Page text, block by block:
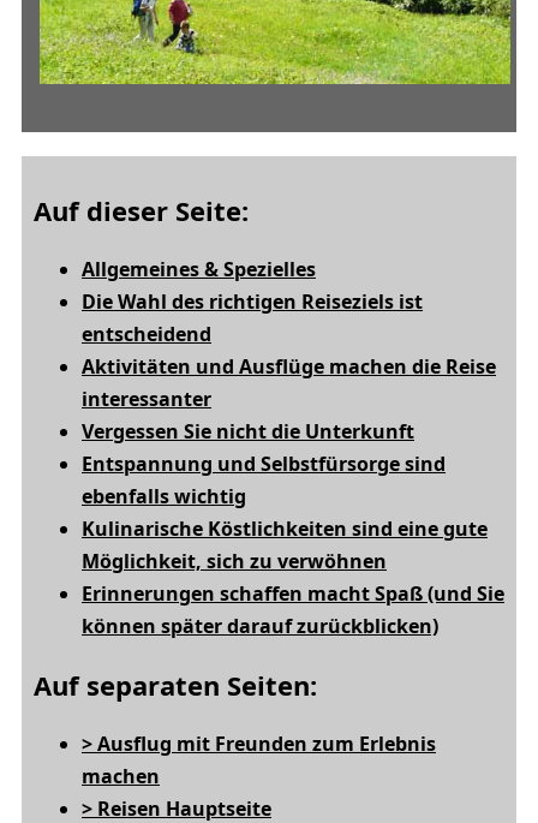
Auf dieser Seite:
Allgemeines & Spezielles
Die Wahl des richtigen Reiseziels ist
entscheidend
Aktivitäten und Ausflüge machen die Reise
interessanter
Vergessen Sie nicht die Unterkunft
Entspannung und Selbstfürsorge sind
ebenfalls wichtig
Kulinarische Köstlichkeiten sind eine gute
Möglichkeit, sich zu verwöhnen
Erinnerungen schaffen macht Spaß (und Sie
können später darauf zurückblicken)
Auf separaten Seiten:
> Ausflug mit Freunden zum Erlebnis
machen
> Reisen Hauptseite